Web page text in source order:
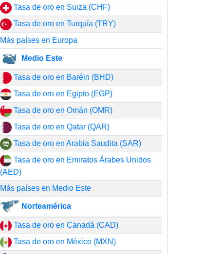
Tasa de oro en Suiza (CHF)
Tasa de oro en Turquía (TRY)
Más países en Europa
Medio Este
Tasa de oro en Baréin (BHD)
Tasa de oro en Egipto (EGP)
Tasa de oro en Omán (OMR)
Tasa de oro en Qatar (QAR)
Tasa de oro en Arabia Saudita (SAR)
Tasa de oro en Emiratos Árabes Unidos
(AED)
Más países en Medio Este
Norteamérica
Tasa de oro en Canadá (CAD)
Tasa de oro en México (MXN)